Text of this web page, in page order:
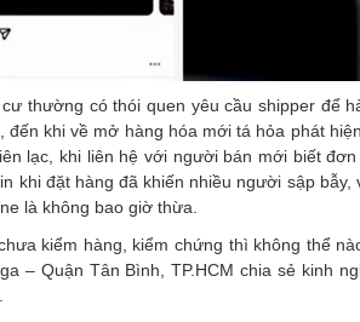
thường có thói quen yêu cầu shipper để
khi về mở hàng hóa mới tá hỏa phát
lạc, khi liên hệ với người bán mới biết đơn
khi đặt hàng đã khiến nhiều người sập bẫy,
là không bao giờ thừa.
kiểm hàng, kiểm chứng thì không thể
– Quận Tân Bình, TP.HCM chia sẻ kinh